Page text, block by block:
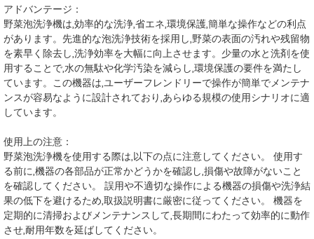
アドバンテージ：
野菜泡洗浄機は,効率的な洗浄,省エネ,環境保護,簡単な操作などの利点
があります。先進的な泡洗浄技術を採用し,野菜の表面の汚れや残留物
を素早く除去し,洗浄効率を大幅に向上させます。少量の水と洗剤を使
用することで,水の無駄や化学汚染を減らし,環境保護の要件を満たし
ています。この機器は,ユーザーフレンドリーで操作が簡単でメンテナ
ンスが容易なように設計されており,あらゆる規模の使用シナリオに適
しています。
使用上の注意：
野菜泡洗浄機を使用する際は,以下の点に注意してください。 使用す
る前に,機器の各部品が正常かどうかを確認し,損傷や故障がないこと
を確認してください。 誤用や不適切な操作による機器の損傷や洗浄結
果の低下を避けるため,取扱説明書に厳密に従ってください。 機器を
定期的に清掃およびメンテナンスして,長期間にわたって効率的に動作
させ,耐用年数を延ばしてください。